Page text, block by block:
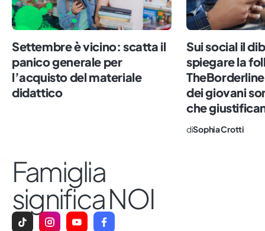
Settembre è vicino: scatta il
panico generale per
l’acquisto del materiale
didattico
Sui social il
spiegare la
dei giovani
che
diSophia Crotti
Famiglia
significa NOI